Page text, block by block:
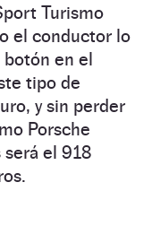
Turismo
el conductor lo
en el
tipo de
y sin perder
Porsche
el 918